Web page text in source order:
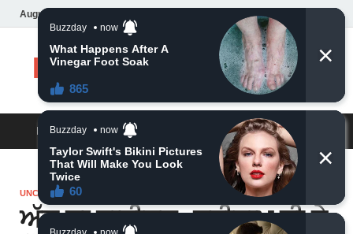
August 10, 2026
Daily News
MAIN MENU
UNCATEGORIZED
ਅੱਜ ਦਾ ਰਾਸ਼ੀਫਲ: ਸ਼੍ਰੀਰਾਮ ਜੀ ਨੇ